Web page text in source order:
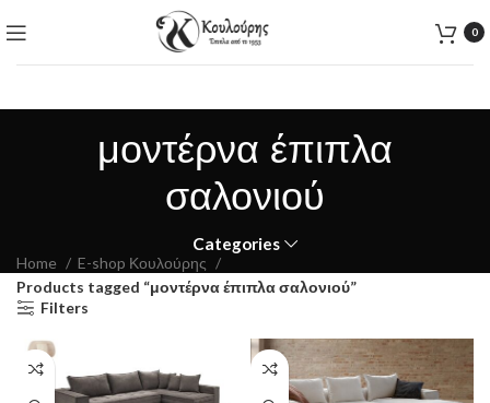
0
μοντέρνα έπιπλα
σαλονιού
Categories
Home
E-shop Κουλούρης
Products tagged “μοντέρνα έπιπλα σαλονιού”
Filters